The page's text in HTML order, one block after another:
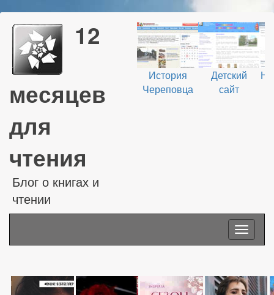
12
месяцев
для
чтения
Блог о книгах и
чтении
История
Череповца
Детский
сайт
Toggle